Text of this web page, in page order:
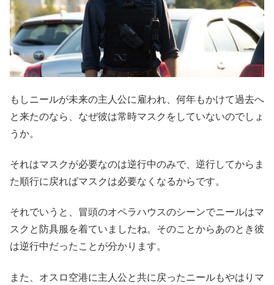
もしニールが未来の主人公に雇われ、何年もかけて過去へ
と来たのなら、なぜ彼は常時マスクをしていないのでしょ
うか。
それはマスクが必要なのは逆行中のみで、逆行してからま
た順行に戻ればマスクは必要なくなるからです。
それでいうと、冒頭のオペラハウスのシーンでニールはマ
スクと防具服を着ていましたね。そのことからあのとき彼
は逆行中だったことが分かります。
また、オスロ空港に主人公と共に戻ったニールもやはりマ